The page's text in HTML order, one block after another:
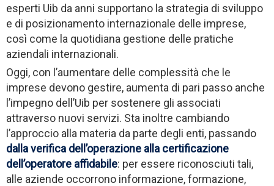
esperti Uib da anni supportano la strategia di sviluppo
e di posizionamento internazionale delle imprese,
così come la quotidiana gestione delle pratiche
aziendali internazionali.
Oggi, con l’aumentare delle complessità che le
imprese devono gestire, aumenta di pari passo anche
l’impegno dell’Uib per sostenere gli associati
attraverso nuovi servizi. Sta inoltre cambiando
l’approccio alla materia da parte degli enti, passando
dalla verifica dell’operazione alla certificazione
dell’operatore affidabile: per essere riconosciuti tali,
alle aziende occorrono informazione, formazione,